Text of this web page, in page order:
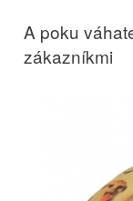
A poku
zákazníkmi